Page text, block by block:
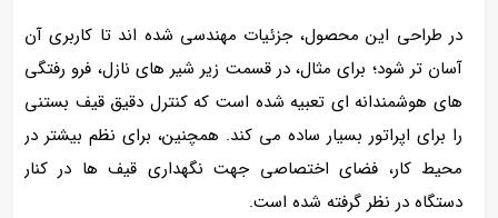
در طراحی این محصول، جزئیات مهندسی شده‌ اند تا کاربری آن
آسان‌ تر شود؛ برای مثال، در قسمت زیر شیر های نازل، فرو رفتگی‌
های هوشمندانه‌ ای تعبیه شده است که کنترل دقیق قیف بستنی
را برای اپراتور بسیار ساده می‌ کند. همچنین، برای نظم بیشتر در
محیط کار، فضای اختصاصی جهت نگهداری قیف‌ ها در کنار
دستگاه در نظر گرفته شده است.